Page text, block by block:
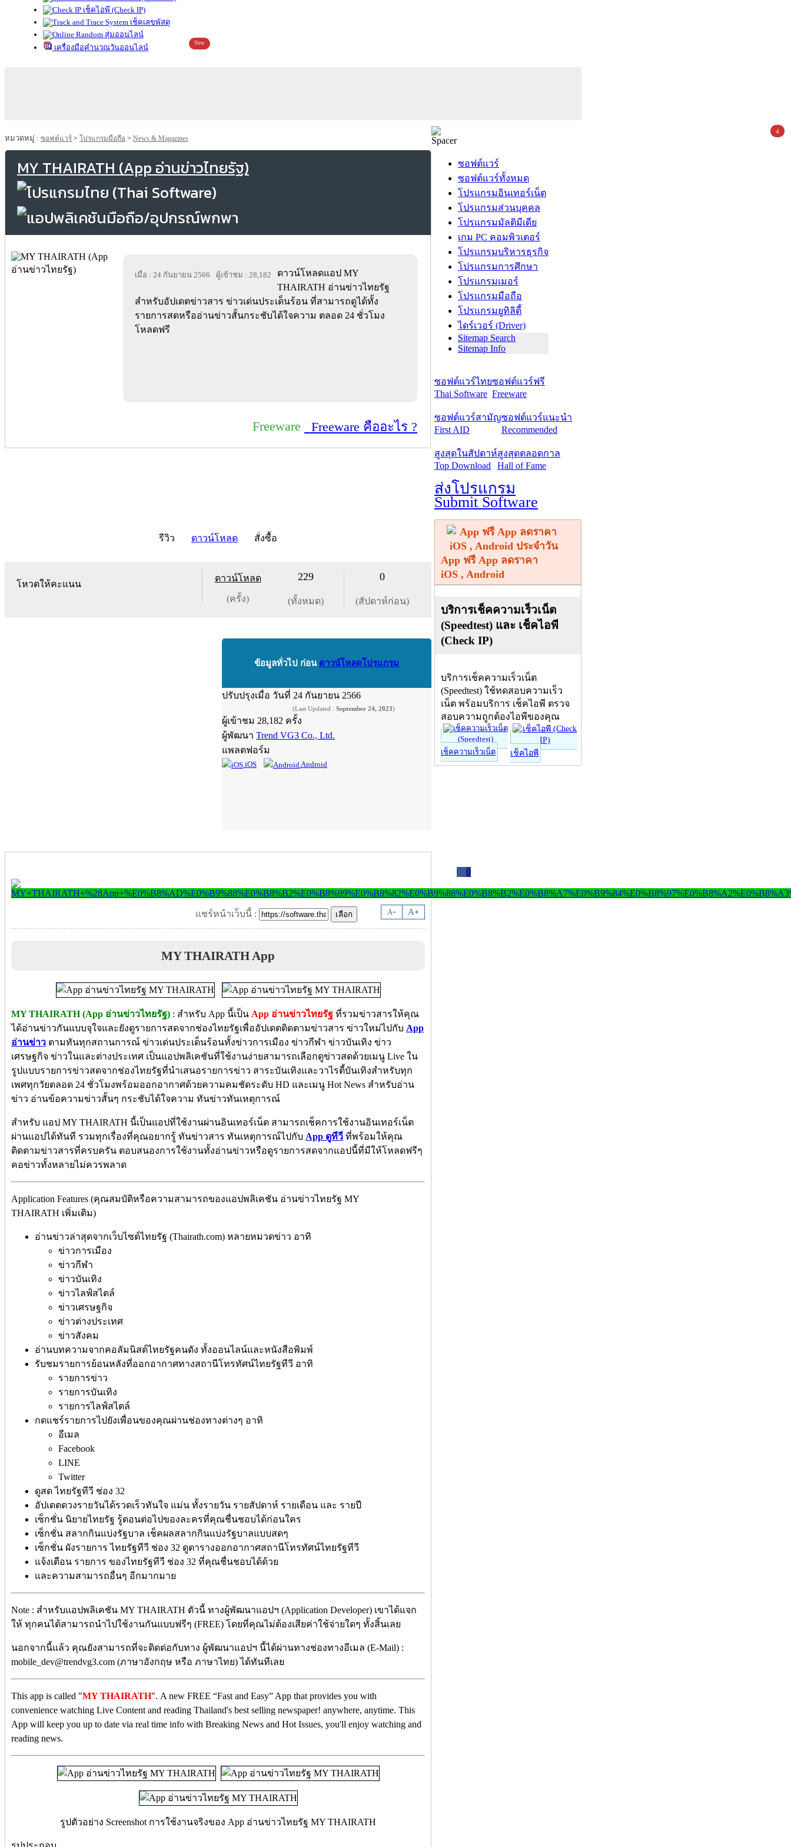
เช็คไอพี (Check IP)
เช็คเลขพัสดุ
สุ่มออนไลน์
เครื่องมือคำนวณวันออนไลน์
New
หมวดหมู่ : ซอฟต์แวร์ > โปรแกรมมือถือ > News & Magazines
MY THAIRATH (App อ่านข่าวไทยรัฐ)
เมื่อ : 24 กันยายน 2566 ผู้เข้าชม : 28,182
ดาวน์โหลดแอป MY
THAIRATH อ่านข่าวไทยรัฐ
สำหรับอัปเดตข่าวสาร ข่าวเด่นประเด็นร้อน ที่สามารถดูได้ทั้ง
รายการสดหรืออ่านข่าวสั้นกระชับได้ใจความ ตลอด 24 ชั่วโมง
โหลดฟรี
Freeware Freeware คืออะไร ?
รีวิว ดาวน์โหลด สั่งซื้อ
โหวตให้คะแนน
ดาวน์โหลด
(ครั้ง)
229
(ทั้งหมด)
0
(สัปดาห์ก่อน)
ข้อมูลทั่วไป ก่อน ดาวน์โหลดโปรแกรม
ปรับปรุงเมื่อ วันที่ 24 กันยายน 2566
(Last Updated : September 24, 2023)
ผู้เข้าชม 28,182 ครั้ง
ผู้พัฒนา Trend VG3 Co., Ltd.
แพลตฟอร์ม
iOS Android
0
A- A+
แชร์หน้าเว็บนี้ :
MY THAIRATH App
MY THAIRATH (App อ่านข่าวไทยรัฐ) : สำหรับ App นี้เป็น App อ่านข่าวไทยรัฐ ที่รวมข่าวสารให้คุณ
ได้อ่านข่าวกันแบบจุใจและยังดูรายการสดจากช่องไทยรัฐเพื่ออัปเดตติดตามข่าวสาร ข่าวใหม่ไปกับ App
อ่านข่าว ตามทันทุกสถานการณ์ ข่าวเด่นประเด็นร้อนทั้งข่าวการเมือง ข่าวกีฬา ข่าวบันเทิง ข่าว
เศรษฐกิจ ข่าวในและต่างประเทศ เป็นแอปพลิเคชันที่ใช้งานง่ายสามารถเลือกดูข่าวสดด้วยเมนู Live ใน
รูปแบบรายการข่าวสดจากช่องไทยรัฐที่นำเสนอรายการข่าว สาระบันเทิงและวาไรตี้บันเทิงสำหรับทุก
เพศทุกวัยตลอด 24 ชั่วโมงพร้อมออกอากาศด้วยความคมชัดระดับ HD และเมนู Hot News สำหรับอ่าน
ข่าว อ่านข้อความข่าวสั้นๆ กระชับได้ใจความ ทันข่าวทันเหตุการณ์
สำหรับ แอป MY THAIRATH นี้เป็นแอปที่ใช้งานผ่านอินเทอร์เน็ต สามารถเช็คการใช้งานอินเทอร์เน็ต
ผ่านแอปได้ทันที รวมทุกเรื่องที่คุณอยากรู้ ทันข่าวสาร ทันเหตุการณ์ไปกับ App ดูทีวี ที่พร้อมให้คุณ
ติดตามข่าวสารที่ครบครัน ตอบสนองการใช้งานทั้งอ่านข่าวหรือดูรายการสดจากแอปนี้ที่มีให้โหลดฟรีๆ
คอข่าวทั้งหลายไม่ควรพลาด
Application Features (คุณสมบัติหรือความสามารถของแอปพลิเคชัน อ่านข่าวไทยรัฐ MY
THAIRATH เพิ่มเติม)
อ่านข่าวล่าสุดจากเว็บไซต์ไทยรัฐ (Thairath.com) หลายหมวดข่าว อาทิ
ข่าวการเมือง
ข่าวกีฬา
ข่าวบันเทิง
ข่าวไลฟ์สไตล์
ข่าวเศรษฐกิจ
ข่าวต่างประเทศ
ข่าวสังคม
อ่านบทความจากคอลัมนิสต์ไทยรัฐคนดัง ทั้งออนไลน์และหนังสือพิมพ์
รับชมรายการย้อนหลังที่ออกอากาศทางสถานีโทรทัศน์ไทยรัฐทีวี อาทิ
รายการข่าว
รายการบันเทิง
รายการไลฟ์สไตล์
กดแชร์รายการไปยังเพื่อนของคุณผ่านช่องทางต่างๆ อาทิ
อีเมล
Facebook
LINE
Twitter
ดูสด ไทยรัฐทีวี ช่อง 32
อัปเดตดวงรายวันได้รวดเร็วทันใจ แม่น ทั้งรายวัน รายสัปดาห์ รายเดือน และ รายปี
เซ็กชั่น นิยายไทยรัฐ รู้ตอนต่อไปของละครที่คุณชื่นชอบได้ก่อนใคร
เซ็กชั่น สลากกินแบ่งรัฐบาล เช็คผลสลากกินแบ่งรัฐบาลแบบสดๆ
เซ็กชั่น ผังรายการ ไทยรัฐทีวี ช่อง 32 ดูตารางออกอากาศสถานีโทรทัศน์ไทยรัฐทีวี
แจ้งเตือน รายการ ของไทยรัฐทีวี ช่อง 32 ที่คุณชื่นชอบได้ด้วย
และความสามารถอื่นๆ อีกมากมาย
Note : สำหรับแอปพลิเคชัน MY THAIRATH ตัวนี้ ทางผู้พัฒนาแอปฯ (Application Developer) เขาได้แจก
ให้ ทุกคนได้สามารถนำไปใช้งานกันแบบฟรีๆ (FREE) โดยที่คุณไม่ต้องเสียค่าใช้จ่ายใดๆ ทั้งสิ้นเลย
นอกจากนี้แล้ว คุณยังสามารถที่จะติดต่อกับทาง ผู้พัฒนาแอปฯ นี้ได้ผ่านทางช่องทางอีเมล (E-Mail) :
mobile_dev@trendvg3.com (ภาษาอังกฤษ หรือ ภาษาไทย) ได้ทันทีเลย
This app is called "MY THAIRATH". A new FREE “Fast and Easy” App that provides you with
convenience watching Live Content and reading Thailand's best selling newspaper! anywhere, anytime. This
App will keep you up to date via real time info with Breaking News and Hot Issues, you'll enjoy watching and
reading news.
รูปตัวอย่าง Screenshot การใช้งานจริงของ App อ่านข่าวไทยรัฐ MY THAIRATH
ซอฟต์แวร์
ซอฟต์แวร์ทั้งหมด
โปรแกรมอินเทอร์เน็ต
โปรแกรมส่วนบุคคล
โปรแกรมมัลติมีเดีย
เกม PC คอมพิวเตอร์
โปรแกรมบริหารธุรกิจ
โปรแกรมการศึกษา
โปรแกรมเมอร์
โปรแกรมมือถือ
โปรแกรมยูทิลิตี้
ไดร์เวอร์ (Driver)
Sitemap Search
Sitemap Info
ซอฟต์แวร์ไทย
Thai Software
ซอฟต์แวร์ฟรี
Freeware
ซอฟต์แวร์สามัญ
First AID
ซอฟต์แวร์แนะนำ
Recommended
สูงสุดในสัปดาห์
Top Download
สูงสุดตลอดกาล
Hall of Fame
ส่งโปรแกรม
Submit Software
App ฟรี App ลดราคา
iOS , Android
บริการเช็คความเร็วเน็ต
(Speedtest) และ เช็คไอพี
(Check IP)
บริการเช็คความเร็วเน็ต
(Speedtest) ใช้ทดสอบความเร็ว
เน็ต พร้อมบริการ เช็คไอพี ตรวจ
สอบความถูกต้องไอพีของคุณ
เช็คความเร็วเน็ต เช็คไอพี
4